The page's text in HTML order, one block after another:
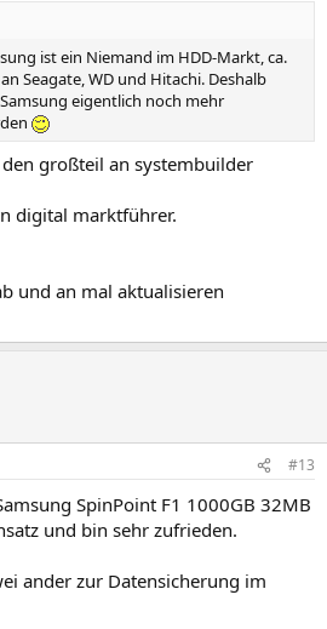
ist ein Niemand im HDD-Markt, ca.
Seagate, WD und Hitachi. Deshalb
eigentlich noch mehr
großteil an systembuilder
digital marktführer.
und an mal aktualisieren
#13
SpinPoint F1 1000GB 32MB
und bin sehr zufrieden.
ander zur Datensicherung im